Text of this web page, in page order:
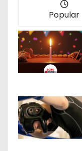
Popular